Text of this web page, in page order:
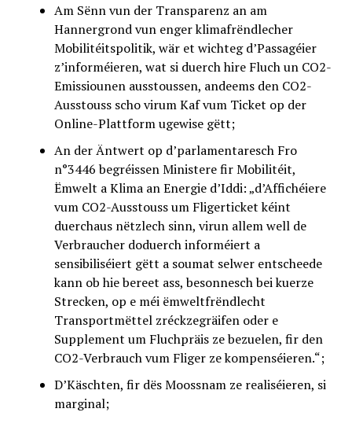
Am Sënn vun der Transparenz an am
Hannergrond vun enger klimafrëndlecher
Mobilitéitspolitik, wär et wichteg d’Passagéier
z’informéieren, wat si duerch hire Fluch un CO2-
Emissiounen ausstoussen, andeems den CO2-
Ausstouss scho virum Kaf vum Ticket op der
Online-Plattform ugewise gëtt;
An der Äntwert op d’parlamentaresch Fro
n°3446 begréissen Ministere fir Mobilitéit,
Ëmwelt a Klima an Energie d’Iddi: „d’Affichéiere
vum CO2-Ausstouss um Fligerticket kéint
duerchaus nëtzlech sinn, virun allem well de
Verbraucher doduerch informéiert a
sensibiliséiert gëtt a soumat selwer entscheede
kann ob hie bereet ass, besonnesch bei kuerze
Strecken, op e méi ëmweltfrëndlecht
Transportmëttel zréckzegräifen oder e
Supplement um Fluchpräis ze bezuelen, fir den
CO2-Verbrauch vum Fliger ze kompenséieren.“;
D’Käschten, fir dës Moossnam ze realiséieren, si
marginal;